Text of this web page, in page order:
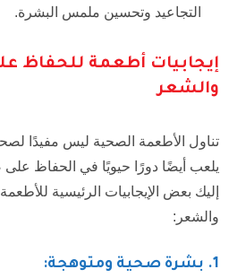
التجاعيد وتحسين ملمس البشرة.
إيجابيات أطعمة للحفاظ
والشعر
تناول الأطعمة الصحية ليس مفيدًا
يلعب أيضًا دورًا حيويًا في الحفاظ
إليك بعض الإيجابيات الرئيسية
والشعر:
1. بشرة صحية ومتوهجة: